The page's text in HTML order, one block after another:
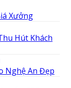
Xưởng
Hút Khách
Nghệ An Đẹp